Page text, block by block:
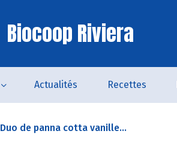
Biocoop Riviera
Actualités Recettes
Duo de panna cotta vanille...